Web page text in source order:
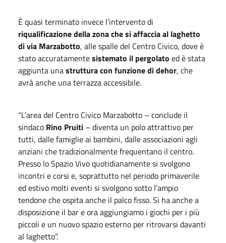
È quasi terminato invece l’intervento di
riqualificazione della zona che si affaccia al laghetto
di via Marzabotto, alle spalle del Centro Civico, dove è
stato accuratamentesistemato il pergolato ed è stata
aggiunta unastruttura con funzione di dehor, che
avrà anche una terrazza accessibile.
“L’area del Centro Civico Marzabotto – conclude il
sindaco Rino Pruiti – diventa un polo attrattivo per
tutti, dalle famiglie ai bambini, dalle associazioni agli
anziani che tradizionalmente frequentano il centro.
Presso lo Spazio Vivo quotidianamente si svolgono
incontri e corsi e, soprattutto nel periodo primaverile
ed estivo molti eventi si svolgono sotto l’ampio
tendone che ospita anche il palco fisso. Si ha anche a
disposizione il bar e ora aggiungiamo i giochi per i più
piccoli e un nuovo spazio esterno per ritrovarsi davanti
al laghetto”.